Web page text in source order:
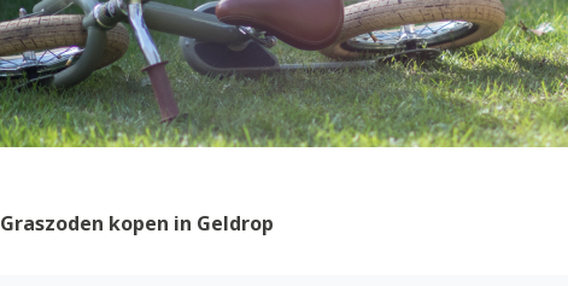
Graszoden kopen in Geldrop